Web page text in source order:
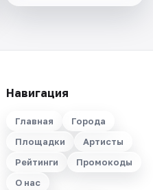
Навигация
Главная
Города
Площадки
Артисты
Рейтинги
Промокоды
О нас